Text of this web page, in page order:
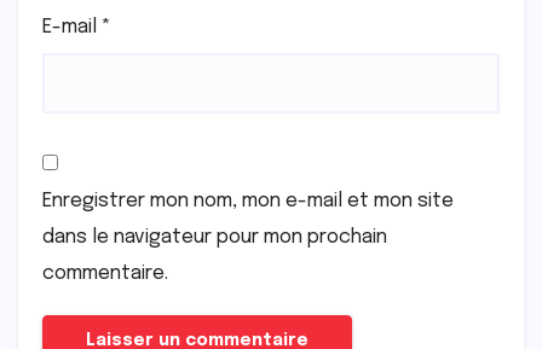
E-mail *
Enregistrer mon nom, mon e-mail et mon site
dans le navigateur pour mon prochain
commentaire.